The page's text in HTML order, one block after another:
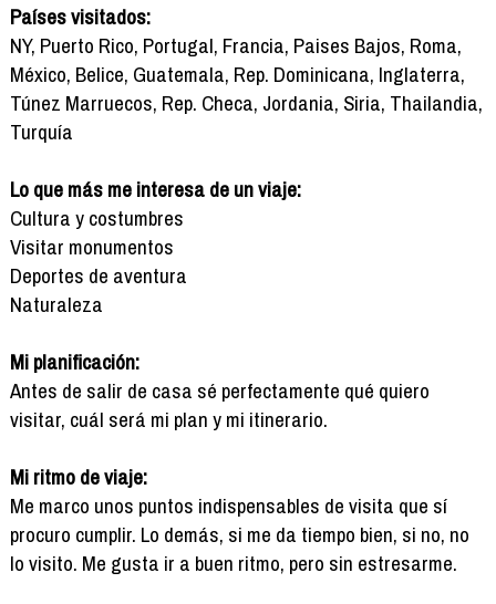
Países visitados:
NY, Puerto Rico, Portugal, Francia, Paises Bajos, Roma,
México, Belice, Guatemala, Rep. Dominicana, Inglaterra,
Túnez Marruecos, Rep. Checa, Jordania, Siria, Thailandia,
Turquía
Lo que más me interesa de un viaje:
Cultura y costumbres
Visitar monumentos
Deportes de aventura
Naturaleza
Mi planificación:
Antes de salir de casa sé perfectamente qué quiero
visitar, cuál será mi plan y mi itinerario.
Mi ritmo de viaje:
Me marco unos puntos indispensables de visita que sí
procuro cumplir. Lo demás, si me da tiempo bien, si no, no
lo visito. Me gusta ir a buen ritmo, pero sin estresarme.